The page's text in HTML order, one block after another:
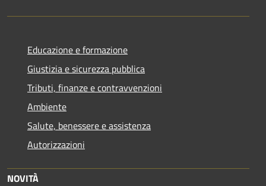
Educazione e formazione
Giustizia e sicurezza pubblica
Tributi, finanze e contravvenzioni
Ambiente
Salute, benessere e assistenza
Autorizzazioni
NOVITÀ